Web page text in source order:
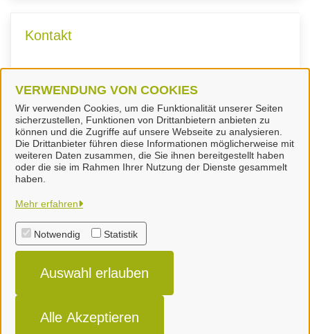
VERWENDUNG VON COOKIES
Wir verwenden Cookies, um die Funktionalität unserer Seiten
sicherzustellen, Funktionen von Drittanbietern anbieten zu
können und die Zugriffe auf unsere Webseite zu analysieren.
Die Drittanbieter führen diese Informationen möglicherweise mit
weiteren Daten zusammen, die Sie ihnen bereitgestellt haben
oder die sie im Rahmen Ihrer Nutzung der Dienste gesammelt
haben.
Mehr erfahren
Notwendig Statistik
Auswahl erlauben
Alle Akzeptieren
Kontakt
Landkreis Peine
Alle Rechte vorbehalten
Erklärung zur Barrierefreiheit